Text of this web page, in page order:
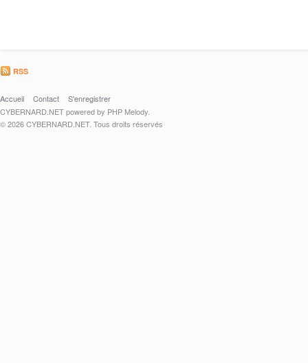
RSS
Accueil Contact
S'enregistrer
CYBERNARD.NET powered by PHP Melody.
© 2026 CYBERNARD.NET. Tous droits réservés